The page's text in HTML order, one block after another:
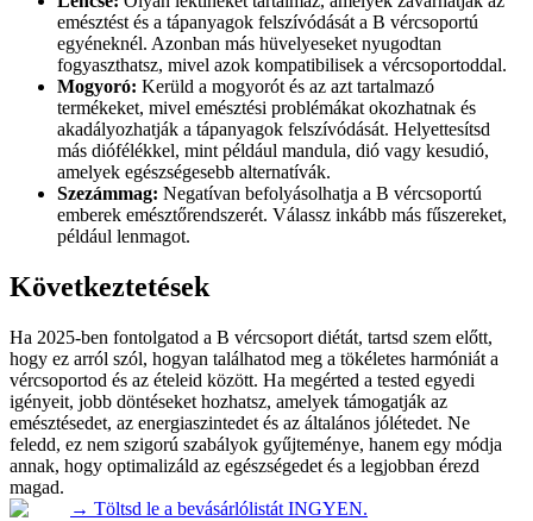
emésztést és a tápanyagok felszívódását a B vércsoportú
egyéneknél. Azonban más hüvelyeseket nyugodtan
fogyaszthatsz, mivel azok kompatibilisek a vércsoportoddal.
Mogyoró: Kerüld a mogyorót és az azt tartalmazó
termékeket, mivel emésztési problémákat okozhatnak és
akadályozhatják a tápanyagok felszívódását. Helyettesítsd
más diófélékkel, mint például mandula, dió vagy kesudió,
amelyek egészségesebb alternatívák.
Szezámmag: Negatívan befolyásolhatja a B vércsoportú
emberek emésztőrendszerét. Válassz inkább más fűszereket,
például lenmagot.
Következtetések
Ha 2025-ben fontolgatod a B vércsoport diétát, tartsd szem előtt,
hogy ez arról szól, hogyan találhatod meg a tökéletes harmóniát a
vércsoportod és az ételeid között. Ha megérted a tested egyedi
igényeit, jobb döntéseket hozhatsz, amelyek támogatják az
emésztésedet, az energiaszintedet és az általános jólétedet. Ne
feledd, ez nem szigorú szabályok gyűjteménye, hanem egy módja
annak, hogy optimalizáld az egészségedet és a legjobban érezd
magad.
→ Töltsd le a bevásárlólistát INGYEN.